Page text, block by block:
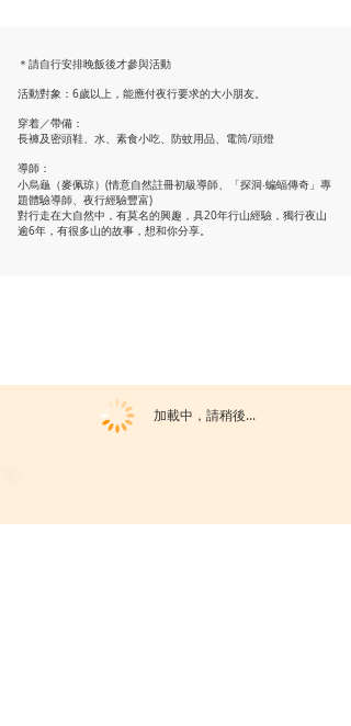
＊請自行安排晚飯後才參與活動
活動對象：6歲以上，能應付夜行要求的大小朋友。
穿着／帶備：
長褲及密頭鞋、水、素食小吃、防蚊用品、電筒/頭燈
導師：
小烏龜（麥佩琼）(情意自然註冊初級導師、「探洞‧蝙蝠傳奇」專
題體驗導師、夜行經驗豐富)
對行走在大自然中，有莫名的興趣，具20年行山經驗，獨行夜山
逾6年，有很多山的故事，想和你分享。
加載中，請稍後...